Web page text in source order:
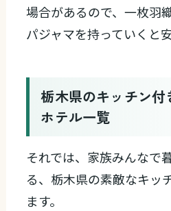
場合があるので、一枚羽
パジャマを持っていくと安
栃木県のキッチン付
ホテル一覧
それでは、家族みんなで
る、栃木県の素敵なキッ
ます。